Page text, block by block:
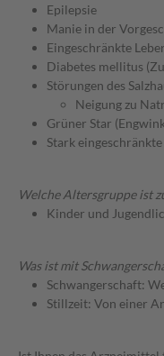
Epilepsie
Manie in der
Eingeschränkte
Diabetes mellitus
Störungen des
Neigung zu
Grüner Star
Stark
Welche Altersgruppe ist
Kinder und
Was ist mit
Schwangerschaft:
Stillzeit: Von einer